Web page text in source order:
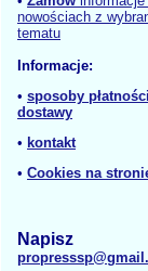
nowościach z
tematu
Informacje:
• sposoby
dostawy
• kontakt
• Cookies na
Napisz